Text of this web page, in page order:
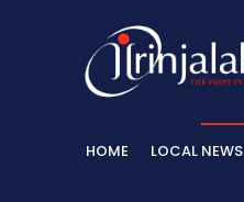
HOME LOCAL NEWS